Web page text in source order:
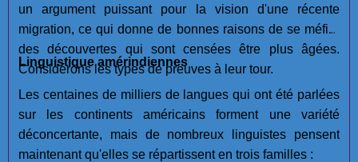
un argument puissant pour la vision d'une récente
migration, ce qui donne de bonnes raisons de se méfier
des découvertes qui sont censées être plus âgées.
Considérons les types de preuves à leur tour.
Linguistique amérindiennes
Les centaines de milliers de langues qui ont été parlées
sur les continents américains forment une variété
déconcertante, mais de nombreux linguistes pensent
maintenant qu'elles se répartissent en trois familles :